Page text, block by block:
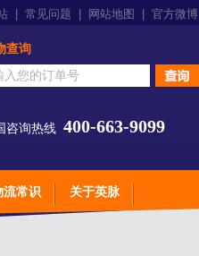
常见问题 网站地图 官方微博
查询
咨询热线 400-663-9099
流常识 关于英脉